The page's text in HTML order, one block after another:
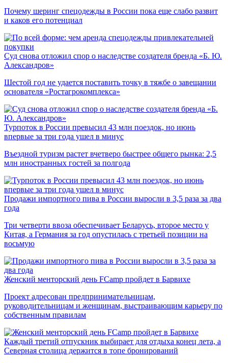
Почему шеринг спецодежды в России пока еще слабо развит
и каков его потенциал
Суд снова отложил спор о наследстве создателя бренда «Б. Ю.
Александров»
Шестой год не удается поставить точку в тяжбе о завещании
основателя «Ростагрокомплекса»
Турпоток в России превысил 43 млн поездок, но июнь
впервые за три года ушел в минус
Въездной туризм растет вчетверо быстрее общего рынка: 2,5
млн иностранных гостей за полгода
Продажи импортного пива в России выросли в 3,5 раза за два
года
Три четверти ввоза обеспечивает Беларусь, второе место у
Китая, а Германия за год опустилась с третьей позиции на
восьмую
Женский менторский день FCamp пройдет в Барвихе
Проект адресован предпринимательницам,
руководительницам и женщинам, выстраивающим карьеру по
собственным правилам
Каждый третий отпускник выбирает для отдыха конец лета, а
Северная столица держится в топе бронирований